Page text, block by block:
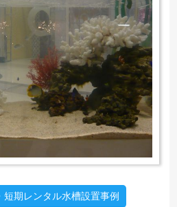
期レンタル水槽設置事例